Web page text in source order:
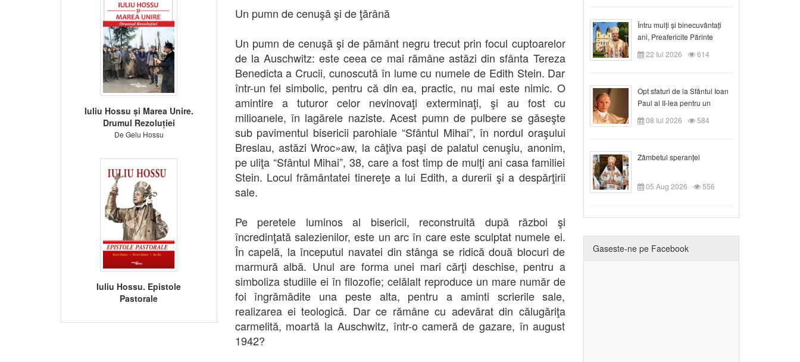
Iuliu Hossu și Marea Unire.
Drumul Rezoluției
De Gelu Hossu
Iuliu Hossu. Epistole
Pastorale
Un pumn de cenuşă şi de ţărână
Un pumn de cenuşă şi de pământ negru trecut prin focul cuptoarelor
de la Auschwitz: este ceea ce mai rămâne astăzi din sfânta Tereza
Benedicta a Crucii, cunoscută în lume cu numele de Edith Stein. Dar
într-un fel simbolic, pentru că din ea, practic, nu mai este nimic. O
amintire a tuturor celor nevinovaţi exterminaţi, şi au fost cu
milioanele, în lagărele naziste. Acest pumn de pulbere se găseşte
sub pavimentul bisericii parohiale “Sfântul Mihai”, în nordul oraşului
Breslau, astăzi Wroc»aw, la câţiva paşi de palatul cenuşiu, anonim,
pe uliţa “Sfântul Mihai”, 38, care a fost timp de mulţi ani casa familiei
Stein. Locul frământatei tinereţe a lui Edith, a durerii şi a despărţirii
sale.
Pe peretele luminos al bisericii, reconstruită după război şi
încredinţată salezienilor, este un arc în care este sculptat numele ei.
În capelă, la începutul navatei din stânga se ridică două blocuri de
marmură albă. Unul are forma unei mari cărţi deschise, pentru a
simboliza studiile ei în filozofie; celălalt reproduce un mare număr de
foi îngrămădite una peste alta, pentru a aminti scrierile sale,
realizarea ei teologică. Dar ce rămâne cu adevărat din călugăriţa
carmelită, moartă la Auschwitz, într-o cameră de gazare, în august
1942?
Întru mulți și binecuvântați
ani, Preafericite Părinte
Claudiu!
22 Iul 2026 614
Opt sfaturi de la Sfântul Ioan
Paul al II-lea pentru un
creștin
08 Iul 2026 584
Zâmbetul speranței
05 Aug 2026 556
Gaseste-ne pe Facebook